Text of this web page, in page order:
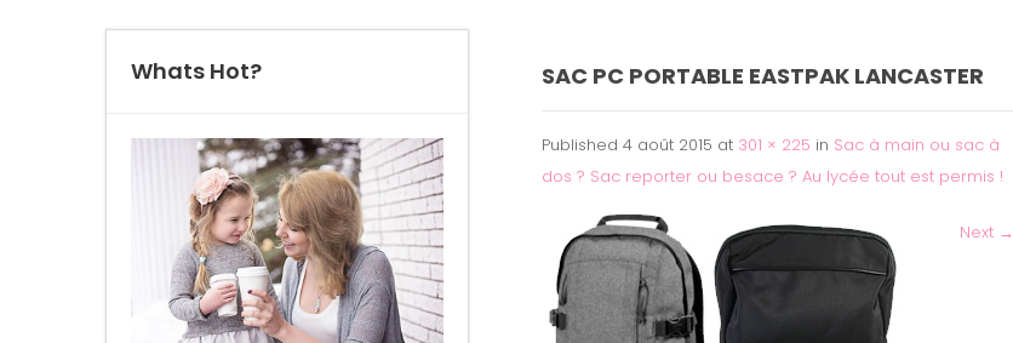
Whats Hot? SAC PC PORTABLE EASTPAK LANCASTER
Published 4 août 2015 at 301 × 225 in Sac à main ou sac à
dos ? Sac reporter ou besace ? Au lycée tout est permis !
Next →